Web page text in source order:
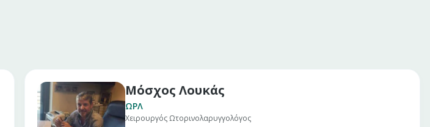
Μόσχος Λουκάς
ΩΡΛ
Χειρουργός Ωτορινολαρυγγολόγος